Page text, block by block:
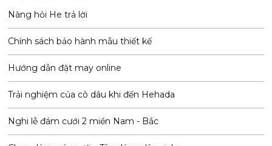
Nàng hỏi He trả lời
Chính sách bảo hành mẫu thiết kế
Hướng dẫn đặt may online
Trải nghiệm của cô dâu khi đến Hehada
Nghi lễ đám cưới 2 miền Nam - Bắc